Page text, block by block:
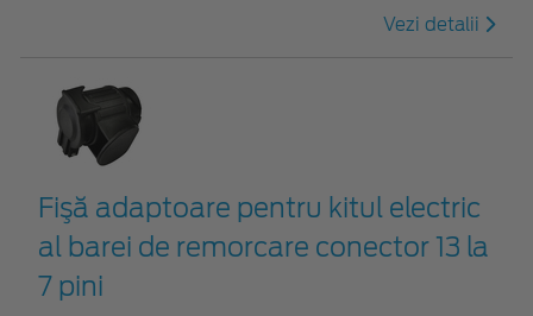
Vezi detalii
Fişă adaptoare pentru kitul electric
al barei de remorcare conector 13 la
7 pini